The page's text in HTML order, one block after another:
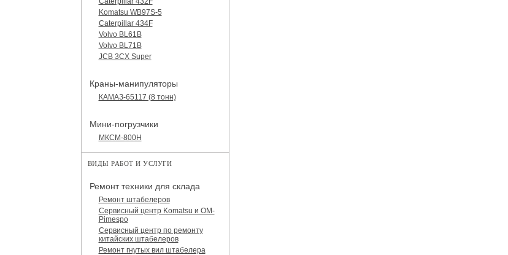
Komatsu WB97S-5
Caterpillar 434F
Volvo BL61B
Volvo BL71B
JCB 3CX Super
Краны-манипуляторы
КАМАЗ-65117 (8 тонн)
Мини-погрузчики
МКСМ-800H
ВИДЫ РАБОТ И УСЛУГИ
Ремонт техники для склада
Ремонт штабелеров
Сервисный центр Komatsu и OM-
Pimespo
Сервисный центр по ремонту
китайских штабелеров
Ремонт гнутых вил штабелера